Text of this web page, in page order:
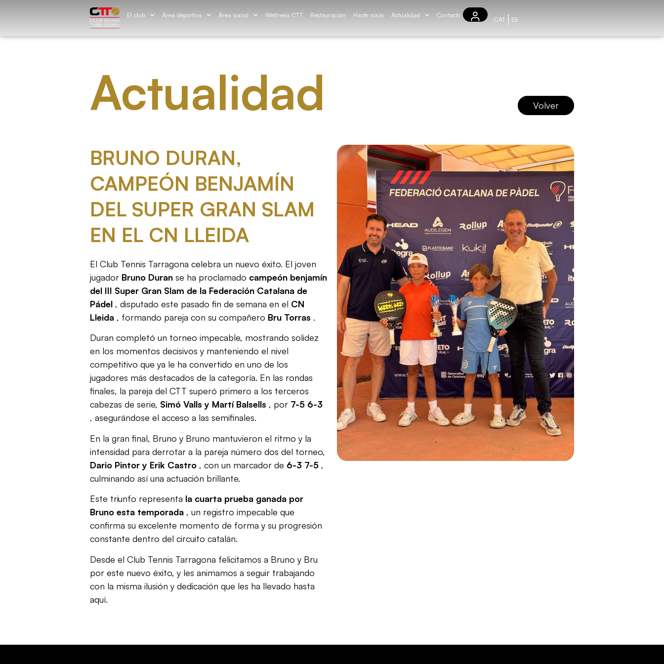
El club Área deportiva Área social Wellness CTT Restauración Hazte socio Actualidad Contacto
CAT ES
Actualidad Volver
BRUNO DURAN,
CAMPEÓN BENJAMÍN
DEL SUPER GRAN SLAM
EN EL CN ​​LLEIDA
El Club Tennis Tarragona celebra un nuevo éxito. El joven
jugador Bruno Duran se ha proclamado campeón benjamín
del III Super Gran Slam de la Federación Catalana de
Pádel , disputado este pasado fin de semana en el CN ​​
Lleida , formando pareja con su compañero Bru Torras .
Duran completó un torneo impecable, mostrando solidez
en los momentos decisivos y manteniendo el nivel
competitivo que ya le ha convertido en uno de los
jugadores más destacados de la categoría. En las rondas
finales, la pareja del CTT superó primero a los terceros
cabezas de serie, Simó Valls y Martí Balsells , por 7-5 6-3
, asegurándose el acceso a las semifinales.
En la gran final, Bruno y Bruno mantuvieron el ritmo y la
intensidad para derrotar a la pareja número dos del torneo,
Dario Pintor y Erik Castro , con un marcador de 6-3 7-5 ,
culminando así una actuación brillante.
Este triunfo representa la cuarta prueba ganada por
Bruno esta temporada , un registro impecable que
confirma su excelente momento de forma y su progresión
constante dentro del circuito catalán.
Desde el Club Tennis Tarragona felicitamos a Bruno y Bru
por este nuevo éxito, y les animamos a seguir trabajando
con la misma ilusión y dedicación que les ha llevado hasta
aquí.